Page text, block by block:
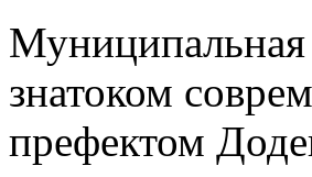
Муниципальная
знатоком
префектом